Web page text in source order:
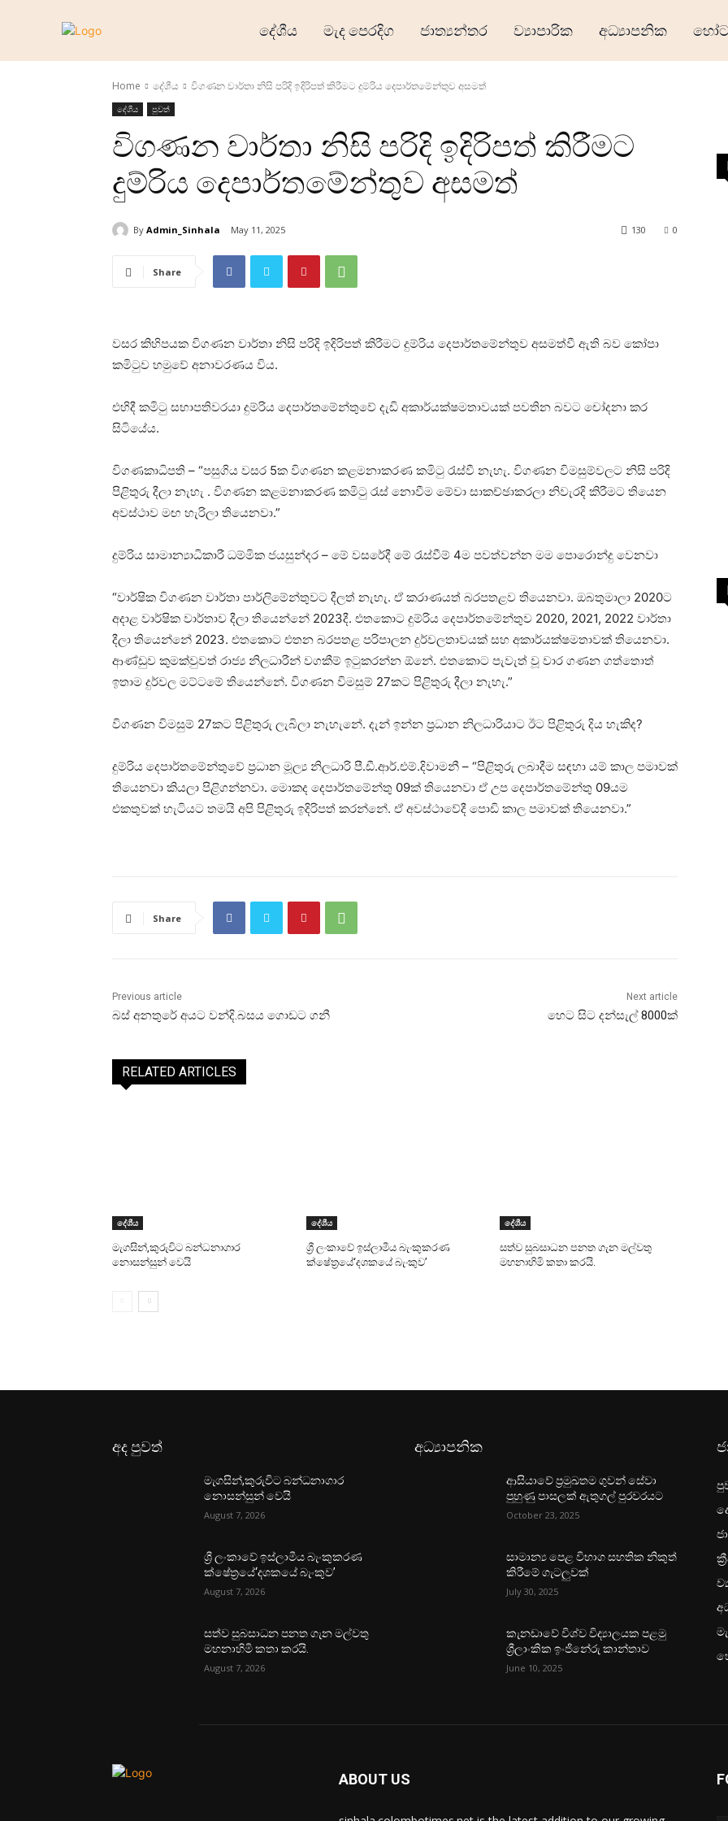
දේශීය මැද පෙරදිග ජාත්‍යන්තර ව්‍යාපාරික අධ්‍යාපනික
Home දේශීය විගණන වාර්තා නිසි පරිදි ඉදිරිපත් කිරීමට දුම්රිය දෙපාර්තමේන්තුව අසමත්
දේශීය පුවත්
විගණන වාර්තා නිසි පරිදි ඉදිරිපත් කිරීමට
දුම්රිය දෙපාර්තමේන්තුව අසමත්
By Admin_Sinhala May 11, 2025 0
130
Share
වසර කිහිපයක විගණන වාර්තා නිසි පරිදි ඉදිරිපත් කිරීමට දුම්රිය දෙපාර්තමේන්තුව අසමත්වී ඇති බව කෝපා
කමිටුව හමුවේ අනාවරණය විය.
එහිදී කමිටු සභාපතිවරයා දුම්රිය දෙපාර්තමේන්තුවේ දැඩි අකාර්යක්ෂමතාවයක් පවතින බවට චෝදනා කර
සිටියේය.
විගණකාධිපති – “පසුගිය වසර 5ක විගණන කළමනාකරණ කමිටු රැස්වී නැහැ. විගණන විමසුම්වලට නිසි පරිදි
පිළිතුරු දීලා නැහැ . විගණන කළමනාකරණ කමිටු රැස් නොවීම මේවා සාකච්ඡාකරලා නිවැරදි කිරීමට තියෙන
අවස්ථාව මඟ හැරිලා තියෙනවා.”
දුම්රිය සාමාන්‍යාධිකාරී ධම්මික ජයසුන්දර – මේ වසරේදී මේ රැස්වීම් 4ම පවත්වන්න මම පොරොන්දු වෙනවා
“වාර්ෂික විගණන වාර්තා පාර්ලිමේන්තුවට දීලත් නැහැ. ඒ කරාණයත් බරපතළව තියෙනවා. ඔබතුමාලා 2020ට
අදාළ වාර්ෂික වාර්තාව දීලා තියෙන්නේ 2023දී. එතකොට දුම්රිය දෙපාර්තමේන්තුව 2020, 2021, 2022 වාර්තා
දීලා තියෙන්නේ 2023. එතකොට එතන බරපතළ පරිපාලන දුර්වලතාවයක් සහ අකාර්යක්ෂමතාවක් තියෙනවා.
ආණ්ඩුව කුමක්වුවත් රාජ්‍ය නිලධාරීන් වගකීම් ඉටුකරන්න ඕනේ. එතකොට පැවැත් වූ වාර ගණන ගත්තොත්
ඉතාම දුර්වල මට්ටමේ තියෙන්නේ. විගණන විමසුම් 27කට පිළිතුරු දීලා නැහැ.”
විගණන විමසුම් 27කට පිළිතුරු ලැබිලා නැහැනේ. දැන් ඉන්න ප්‍රධාන නිලධාරියාට ඊට පිළිතුරු දිය හැකිද?
දුම්රිය දෙපාර්තමේන්තුවේ ප්‍රධාන මූල්‍ය නිලධාරි පී.ඩී.ආර්.එම්.දිවාමනී – “පිළිතුරු ලබාදීම සඳහා යම් කාල පමාවක්
තියෙනවා කියලා පිළිගන්නවා. මොකද දෙපාර්තමේන්තු 09ක් තියෙනවා ඒ උප දෙපාර්තමේන්තු 09යම
එකතුවක් හැටියට තමයි අපි පිළිතුරු ඉදිරිපත් කරන්නේ. ඒ අවස්ථාවේදී පොඩි කාල පමාවක් තියෙනවා.”
Share
Previous article
බස් අනතුරේ අයට වන්දි.බසය ගොඩට ගනී
Next article
හෙට සිට දන්සැල් 8000ක්
RELATED ARTICLES
දේශීය
මැගසින්,කුරුවිට බන්ධනාගාර
නොසන්සුන් වෙයි
දේශීය
ශ්‍රී ලංකාවේ ඉස්ලාමීය බැංකුකරණ
ක්ෂේත්‍රයේ‘දශකයේ බැංකුව’
දේශීය
සත්ව සුබසාධන පනත ගැන මල්වතු
මහනාහිමි කතා කරයි.
අද පුවත්
මැගසින්,කුරුවිට බන්ධනාගාර
නොසන්සුන් වෙයි
August 7, 2026
ශ්‍රී ලංකාවේ ඉස්ලාමීය බැංකුකරණ
ක්ෂේත්‍රයේ‘දශකයේ බැංකුව’
August 7, 2026
සත්ව සුබසාධන පනත ගැන මල්වතු
මහනාහිමි කතා කරයි.
August 7, 2026
අධ්‍යාපනික
ආසියාවේ ප්‍රමුඛතම ගුවන් සේවා
පුහුණු පාසලක් ඇතුගල් පුරවරයට
October 23, 2025
සාමාන්‍ය පෙළ විභාග සහතික නිකුත්
කිරීමේ ගැටලුවක්
July 30, 2025
කැනඩාවේ විශ්ව විද්‍යාලයක පළමු
ශ්‍රීලාංකික ඉංජිනේරු කාන්තාව
June 10, 2025
ABOUT US